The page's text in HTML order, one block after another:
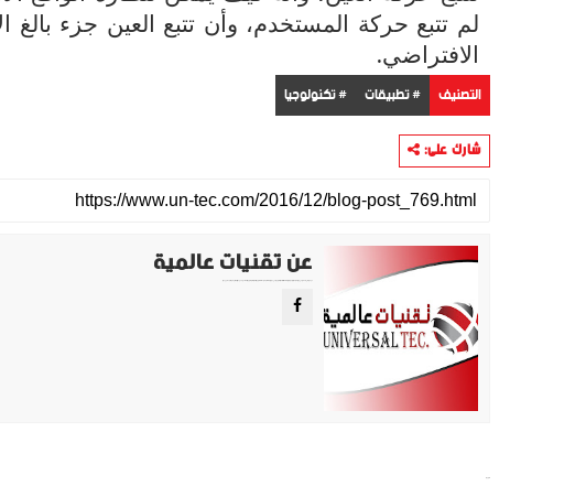
لم تتبع حركة المستخدم، وأن تتبع العين جزء بالغ
الافتراضي.
التصنيف # تطبيقات # تكنولوجيا
شارك على:
عن تقنيات عالمية